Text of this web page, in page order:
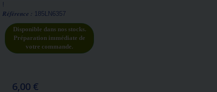
!
Référence : 185LN6357
Disponible dans nos stocks.
Préparation immédiate de
votre commande.
6,00 €